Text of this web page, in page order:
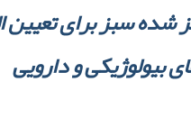
سبز برای تعیین
بیولوژیکی و دارویی